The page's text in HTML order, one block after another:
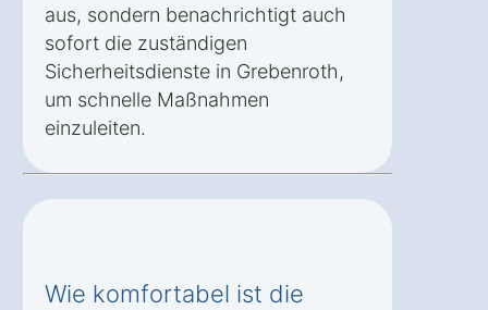
aus, sondern benachrichtigt auch
sofort die zuständigen
Sicherheitsdienste in Grebenroth,
um schnelle Maßnahmen
einzuleiten.
Wie komfortabel ist die